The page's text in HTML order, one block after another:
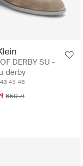
DERBY SU -
derby
43 45 46
659 zł